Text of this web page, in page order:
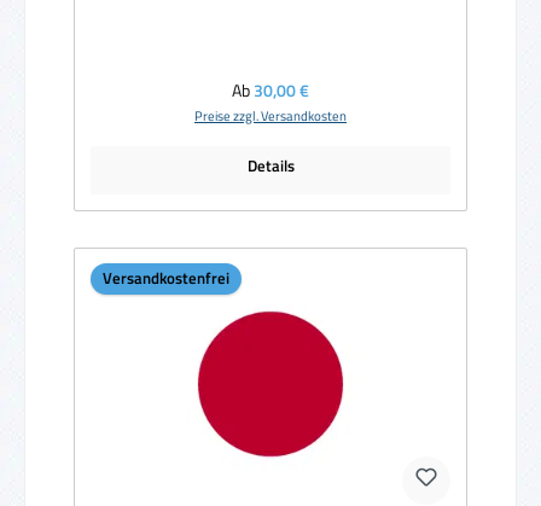
Regulärer Preis:
Ab30,00 €
Preise zzgl. Versandkosten
Details
Versandkostenfrei